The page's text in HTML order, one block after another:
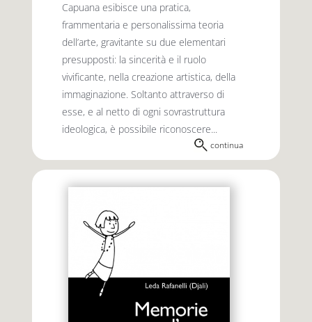
Capuana esibisce una pratica,
frammentaria e personalissima teoria
dell’arte, gravitante su due elementari
presupposti: la sincerità e il ruolo
vivificante, nella creazione artistica, della
immaginazione. Soltanto attraverso di
esse, e al netto di ogni sovrastruttura
ideologica, è possibile riconoscere...
continua